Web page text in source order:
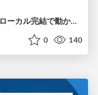
S3 を使うアプリケーションをローカル完結で動かすことに全力を注いでみた / Running S3 Apps Offline
0 140